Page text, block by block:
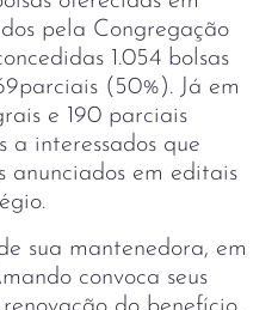
pela Congregação
1.054 bolsas
(50%). Já em
e 190 parciais
interessados que
anunciados em editais
sua mantenedora, em
convoca seus